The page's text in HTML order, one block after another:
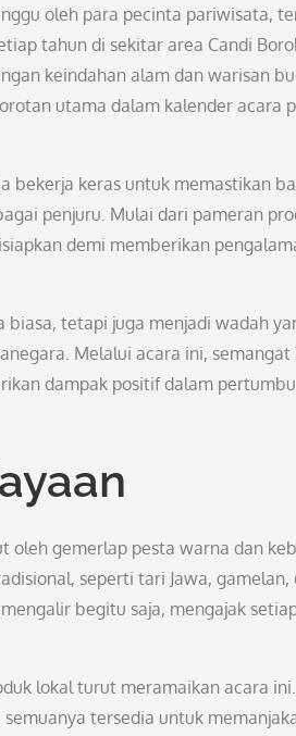
oleh para pecinta pariwisata,
tahun di sekitar area Candi
keindahan alam dan warisan
utama dalam kalender acara
bekerja keras untuk memastikan
penjuru. Mulai dari pameran
demi memberikan
biasa, tetapi juga menjadi wadah
Melalui acara ini, semangat
dampak positif dalam
oleh gemerlap pesta warna dan
seperti tari Jawa, gamelan,
begitu saja, mengajak
lokal turut meramaikan acara
tersedia untuk